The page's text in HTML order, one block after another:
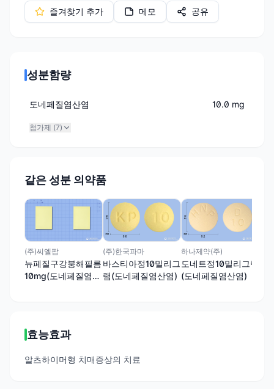
즐겨찾기 추가 메모 공유
성분함량
도네페질염산염 10.0 mg
첨가제 (7)
같은 성분 의약품
(주)씨엘팜
뉴페질구강붕해필름
10mg(도네페질염산
(주)한국파마
바스티아정10밀리그
램(도네페질염산염)
하나제약(주)
도네트정10밀리그램
(도네페질염산염)
효능효과
알츠하이머형 치매증상의 치료